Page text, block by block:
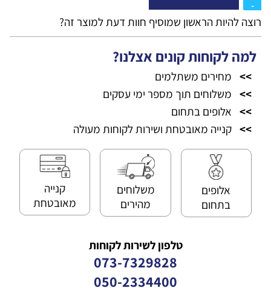
רוצה להיות הראשון שמוסיף חוות דעת למוצר זה?
למה לקוחות קונים אצלנו?
>> מחירים משתלמים
>> משלוחים תוך מספר ימי עסקים
>> אלופים בתחום
>> קנייה מאובטחת ושירות לקוחות מעולה
אלופים
בתחום
משלוחים
מהירים
קנייה
מאובטחת
טלפון לשירות לקוחות
073-7329828
050-2334400